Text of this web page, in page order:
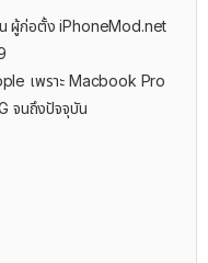
ผู้ก่อตั้ง iPhoneMod.net
เพราะ Macbook Pro
จนถึงปัจจุบัน